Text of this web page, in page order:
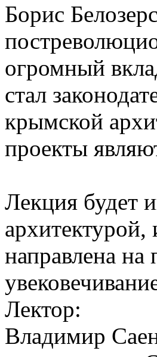
Борис
огромный
стал
крымской
проекты
Лекция будет
направлена на
Лектор:
Владимир